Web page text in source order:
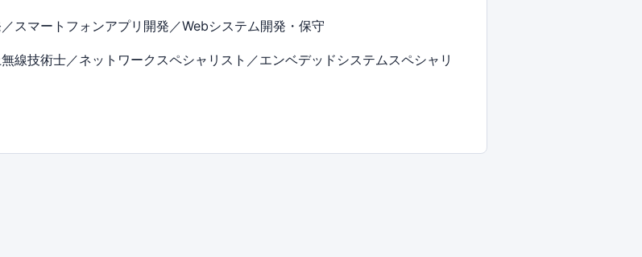
スマートフォンアプリ開発／Webシステム開発・保守
線技術士／ネットワークスペシャリスト／エンベデッドシステムスペシャリ